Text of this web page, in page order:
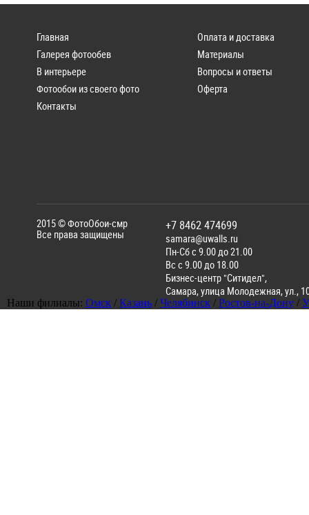
Главная
Галерея фотообев
В интерьере
Фотообои из своего фото
Контакты
Оплата и доставка
Материалы
Вопросы и ответы
Оферта
2015 ©ФотоОбои-смр
Все права защищены
+7 8462 474699
samara@uwalls.ru
Пн-Сб с 9.00 до 21.00
Вс с 9.00 до 18.00
Бизнес-центр "Ситидел",
Самара,улица Молодежная, ул.,
Наши филиалы: Омск / Казань / Челябинск / Ростов-на-Дону /